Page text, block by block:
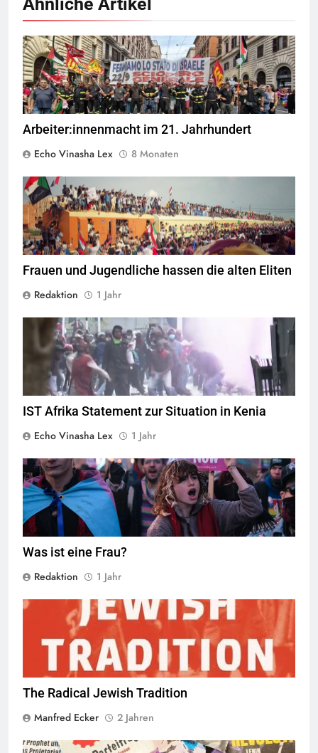
Italienische Hafenarbeiter blockieren Häfen im Rahmen eines
landesweiten Streiks aus Solidarität mit Gaza © USB.it
Arbeiter:innenmacht im 21. Jahrhundert
Echo Vinasha Lex
8 Monaten
Frauen und Jugendliche hassen die alten Eliten
Redaktion
1 Jahr
Quelle
IST Afrika Statement zur Situation in Kenia
Echo Vinasha Lex
1 Jahr
Was ist eine Frau?
Redaktion
1 Jahr
The Radical Jewish Tradition
Manfred Ecker
2 Jahren
© linkswende.org,CC-BY-SA-1.0